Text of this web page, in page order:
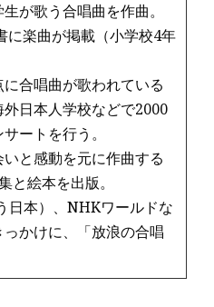
が歌う合唱曲を作曲。
に楽曲が掲載（小学校4年
合唱曲が歌われている
日本人学校などで2000
ートを行う。
と感動を元に作曲する
と絵本を出版。
日本）、NHKワールドな
かけに、「放浪の合唱